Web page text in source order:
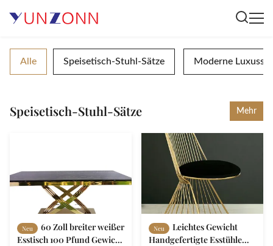
Alle Speisetisch-Stuhl-Sätze Moderne
Speisetisch-Stuhl-Sätze Mehr
Neu
60 Zoll breiter weißer
Esstisch 100 Pfund Gewicht
Neu
Leichtes Gewicht
Handgefertigte Esstühle